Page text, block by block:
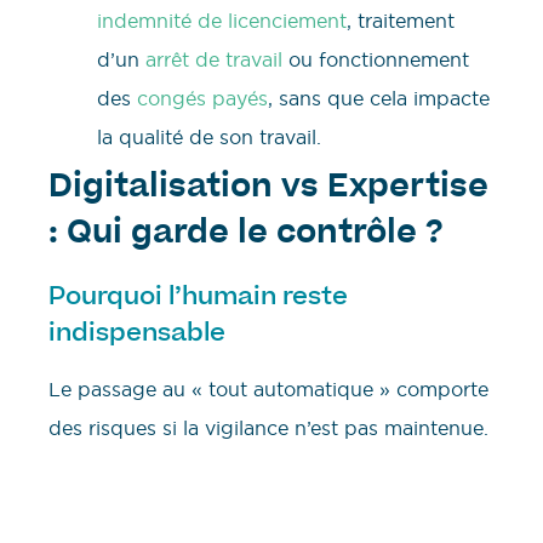
indemnité de licenciement, traitement
d’un arrêt de travail ou fonctionnement
des congés payés, sans que cela impacte
la qualité de son travail.
Digitalisation vs Expertise
: Qui garde le contrôle ?
Pourquoi l’humain reste
indispensable
Le passage au « tout automatique » comporte
des risques si la vigilance n’est pas maintenue.